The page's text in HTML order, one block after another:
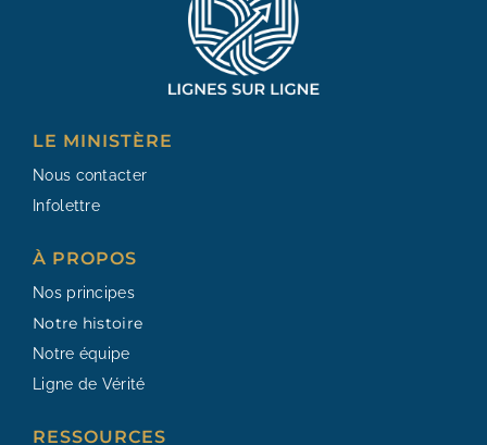
LE MINISTÈRE
Nous contacter
Infolettre
À PROPOS
Nos principes
Notre histoire
Notre équipe
Ligne de Vérité
RESSOURCES​